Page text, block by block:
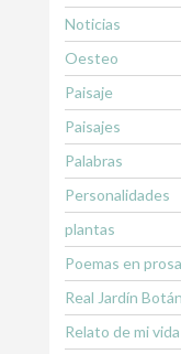
Noticias
Oesteo
Paisaje
Paisajes
Palabras
Personalidades
plantas
Poemas en prosa
Real Jardín
Relato de mi